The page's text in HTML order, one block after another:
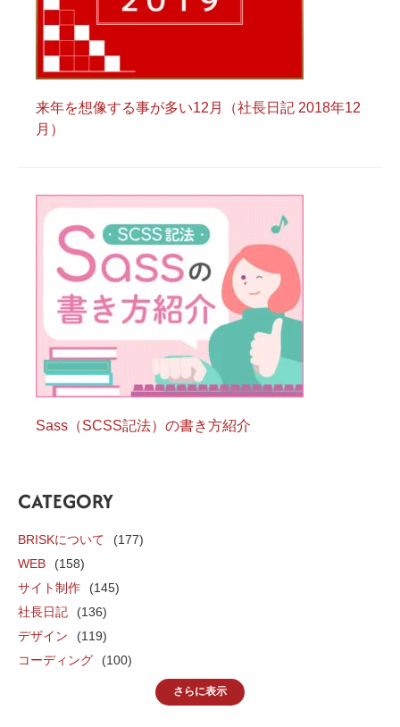
来年を想像する事が多い12月（社長日記 2018年12
月）
Sass（SCSS記法）の書き方紹介
CATEGORY
BRISKについて
(177)
WEB
(158)
サイト制作
(145)
社長日記
(136)
デザイン
(119)
コーディング
(100)
さらに表示